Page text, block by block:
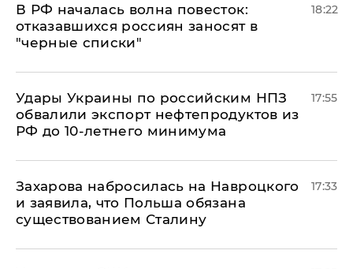
​В РФ началась волна повесток:
отказавшихся россиян заносят в
"черные списки"
18:22
Удары Украины по российским НПЗ
обвалили экспорт нефтепродуктов из
РФ до 10-летнего минимума
17:55
​Захарова набросилась на Навроцкого
и заявила, что Польша обязана
существованием Сталину
17:33